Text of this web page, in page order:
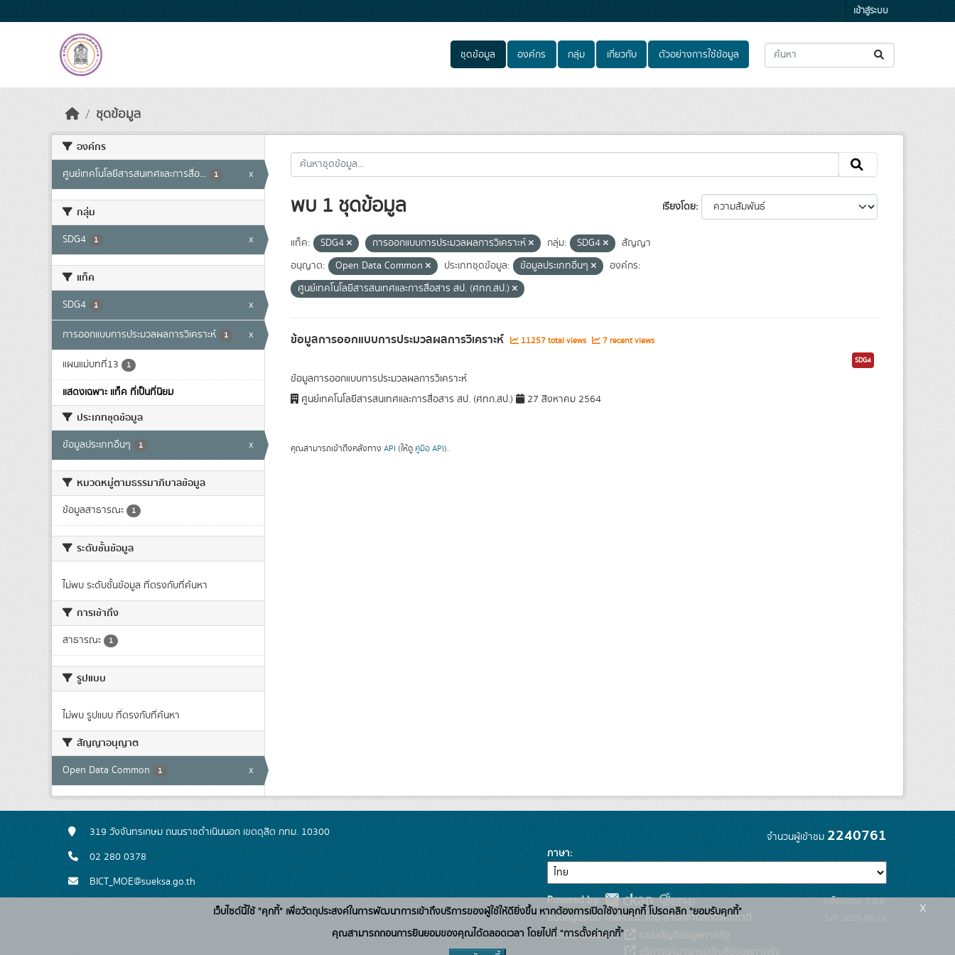
เข้าสู่ระบบ
ชุดข้อมูล องค์กร กลุ่ม เกี่ยวกับ ตัวอย่างการใช้ข้อมูล
ชุดข้อมูล
องค์กร
ศูนย์เทคโนโลยีสารสนเทศและการสื่อ... 1 x
กลุ่ม
SDG4 1 x
แท็ค
SDG4 1 x
การออกแบบการประมวลผลการวิเคราะห์ 1 x
แผนแม่บทที่13 1
แสดงเฉพาะ แท็ค ที่เป็นที่นิยม
ประเภทชุดข้อมูล
ข้อมูลประเภทอื่นๆ 1 x
หมวดหมู่ตามธรรมาภิบาลข้อมูล
ข้อมูลสาธารณะ 1
ระดับชั้นข้อมูล
ไม่พบ ระดับชั้นข้อมูล ที่ตรงกับที่ค้นหา
การเข้าถึง
สาธารณะ 1
รูปแบบ
ไม่พบ รูปแบบ ที่ตรงกับที่ค้นหา
สัญญาอนุญาต
Open Data Common 1 x
เรียงโดย
พบ 1 ชุดข้อมูล
แท็ค: SDG4 การออกแบบการประมวลผลการวิเคราะห์ กลุ่ม: SDG4
สัญญา
อนุญาต:
Open Data Common ประเภทชุดข้อมูล: ข้อมูลประเภทอื่นๆ
องค์กร:
ศูนย์เทคโนโลยีสารสนเทศและการสื่อสาร สป. (ศทก.สป.)
ข้อมูลการออกแบบการประมวลผลการวิเคราะห์ 11257 total views 7 recent views
SDG4
ข้อมูลการออกแบบการประมวลผลการวิเคราะห์
ศูนย์เทคโนโลยีสารสนเทศและการสื่อสาร สป. (ศทก.สป.)
27 สิงหาคม 2564
คุณสามารถเข้าถึงคลังทาง API (ให้ดู คู่มือ API).
319 วังจันทรเกษม ถนนราชดำเนินนอก เขตดุสิต กทม. 10300
02 280 0378
BICT_MOE@sueksa.go.th
จำนวนผู้เข้าชม 2240761
ภาษา
Powered by:
สนับสนุนระบบ Thai-GDC โดย สำนักงานสถิติแห่งชาติ
เว็บไซต์ที่เกี่ยวข้อง:
รุ่นโปรแกรม: 3.0.0
วันที่: 2025-06-26
เว็บไซต์นี้ใช้ "คุกกี้" เพื่อวัตถุประสงค์ในการพัฒนาการเข้าถึงบริการของผู้ใช้ให้ดียิ่งขึ้น หากต้องการเปิดใช้งานคุกกี้ โปรดคลิก "ยอมรับคุกกี้"
คุณสามารถถอนการยินยอมของคุณได้ตลอดเวลา โดยไปที่ "การตั้งค่าคุกกี้"
x